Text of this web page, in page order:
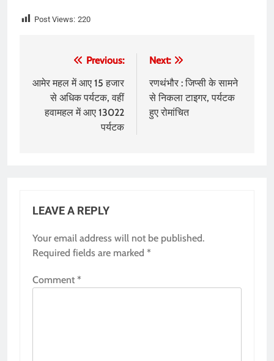
Post Views: 220
navigation
Previous:
आमेर महल में आए 15 हजार
से अधिक पर्यटक, वहीं
हवामहल में आए 13022
पर्यटक
Next:
रणथंभौर : जिप्सी के सामने
से निकला टाइगर, पर्यटक
हुए रोमांचित
LEAVE A REPLY
Your email address will not be published.
Required fields are marked *
Comment *